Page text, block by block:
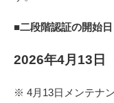
■二段階認証の開始日
2026年4月13日
※ 4月13日メンテナ